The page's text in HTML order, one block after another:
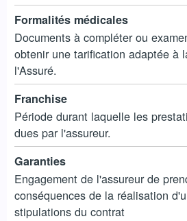
Formalités médicales
Documents à compléter ou
obtenir une tarification adaptée à
l'Assuré.
Franchise
Période durant laquelle les
dues par l'assureur.
Garanties
Engagement de l'assureur de
conséquences de la réalisation
stipulations du contrat